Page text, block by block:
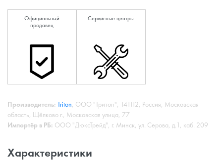
Официальный
продавец
Сервисные центры
Производитель: Triton, ООО "Тритон", 141112, Россия, Московская
область, Щёлково г., Московская улица, 77
Импортёр в РБ: ООО "ДюксТрейд", г. Минск, ул. Серова, д.1, каб. 209
Характеристики